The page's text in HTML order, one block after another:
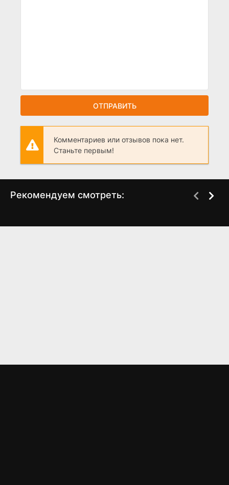
ОТПРАВИТЬ
Комментариев или отзывов пока нет.
Станьте первым!
Рекомендуем смотреть: